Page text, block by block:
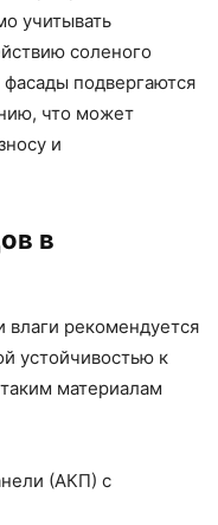
учитывать
соленого
фасады подвергаются
что может
и
в
влаги рекомендуется
устойчивостью к
материалам
(АКП) с